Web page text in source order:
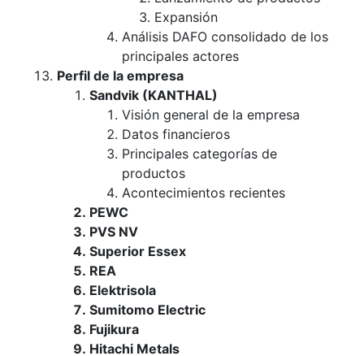
Expansión
Análisis DAFO consolidado de los
principales actores
Perfil de la empresa
Sandvik (KANTHAL)
Visión general de la empresa
Datos financieros
Principales categorías de
productos
Acontecimientos recientes
PEWC
PVS NV
Superior Essex
REA
Elektrisola
Sumitomo Electric
Fujikura
Hitachi Metals